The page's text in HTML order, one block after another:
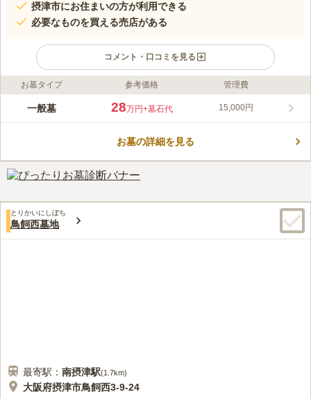
摂津市にお住まいの方が利用できる
必要なものを買える売店がある
コメント・口コミを見る
ライフドット編集部のコメント
住宅街の一角にある宗教不問のお墓です。近くに神崎川が流れて
条件を満たした方が申し込むことができます。近くには売店が設
購入することができるので大変助かります。
口コミ評価
お墓タイプ 参考価格 管理費
一般墓 28万円+墓石代 15,000円
お墓の詳細を見る
とりかいにしぼち
鳥飼西墓地
最寄駅： 南摂津駅(1.7km)
大阪府摂津市鳥飼西3-9-24